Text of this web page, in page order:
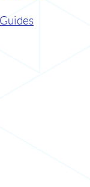
Guides